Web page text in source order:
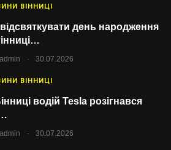
ВІННИЦІ
день народження
admin . 30.07.2026
ВІННИЦІ
водій Tesla розігнався
admin . 30.07.2026